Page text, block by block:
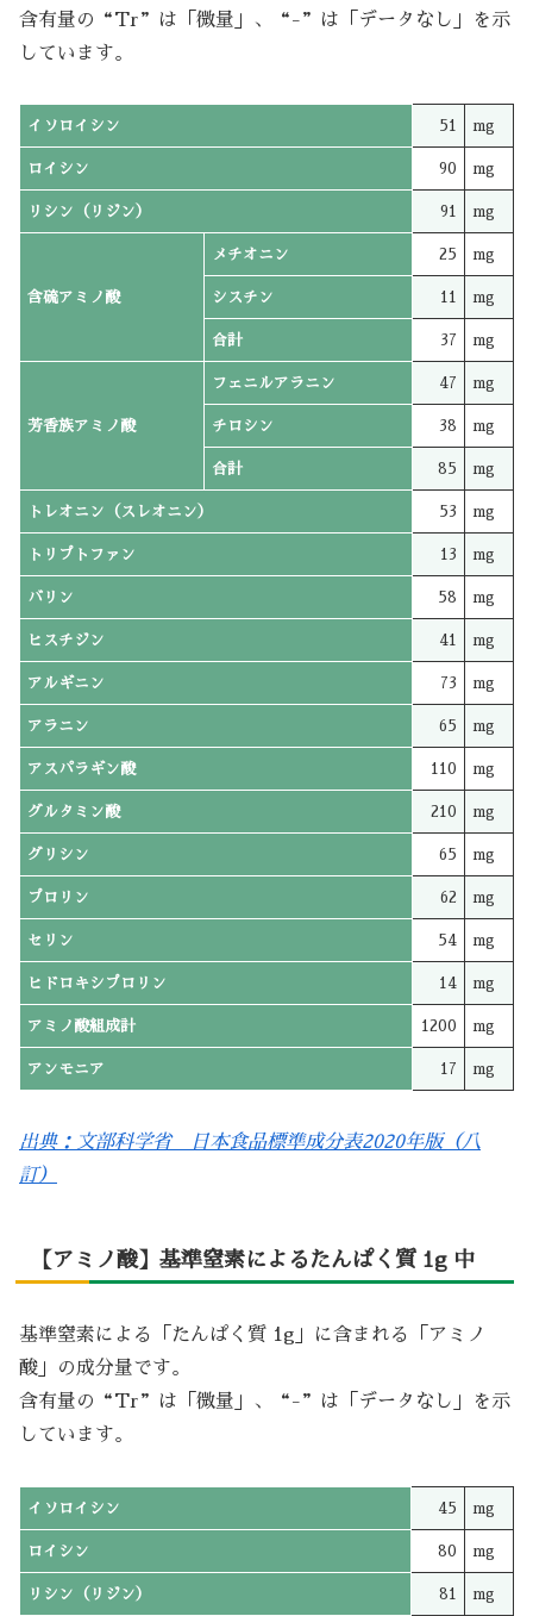
含有量の“Tr”は「微量」、“-”は「データなし」を示
しています。
イソロイシン 51 mg
ロイシン 90 mg
リシン（リジン） 91 mg
含硫アミノ酸
メチオニン 25 mg
シスチン 11 mg
合計 37 mg
芳香族アミノ酸
フェニルアラニン 47 mg
チロシン 38 mg
合計 85 mg
トレオニン（スレオニン） 53 mg
トリプトファン 13 mg
バリン 58 mg
ヒスチジン 41 mg
アルギニン 73 mg
アラニン 65 mg
アスパラギン酸 110 mg
グルタミン酸 210 mg
グリシン 65 mg
プロリン 62 mg
セリン 54 mg
ヒドロキシプロリン 14 mg
アミノ酸組成計 1200 mg
アンモニア 17 mg
出典：文部科学省 日本食品標準成分表2020年版（八
訂）
【アミノ酸】基準窒素によるたんぱく質 1g 中
基準窒素による「たんぱく質 1g」に含まれる「アミノ
酸」の成分量です。
含有量の“Tr”は「微量」、“-”は「データなし」を示
しています。
イソロイシン 45 mg
ロイシン 80 mg
リシン（リジン） 81 mg